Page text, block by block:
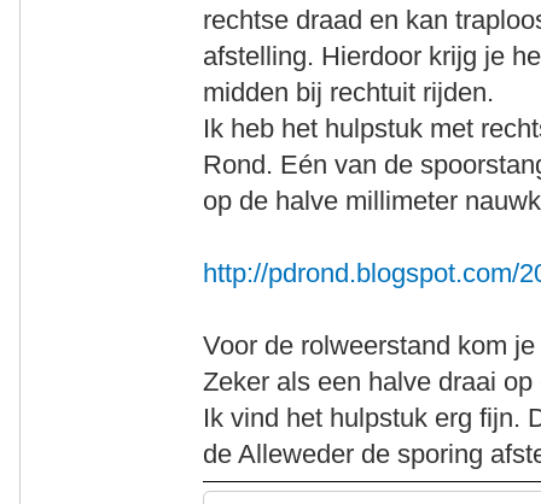
rechtse draad en kan
afstelling. Hierdoor krijg je
midden bij rechtuit rijden.
Ik heb het hulpstuk met
Rond. Eén van de
op de halve millimeter
http://pdrond.blogspot.com/
Voor de rolweerstand kom
Zeker als een halve draai
Ik vind het hulpstuk erg fijn.
de Alleweder de sporing